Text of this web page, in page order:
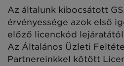
Az általunk kibocsátott
érvényessége azok első
előző licenckód
Az Általános Üzleti
Partnereinkkel kötött